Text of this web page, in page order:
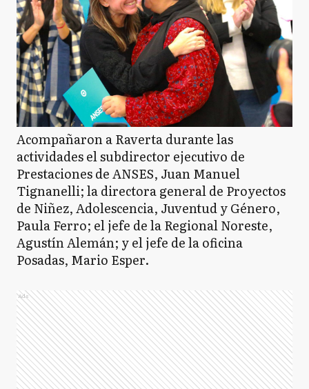
Acompañaron a Raverta durante las
actividades el subdirector ejecutivo de
Prestaciones de ANSES, Juan Manuel
Tignanelli; la directora general de Proyectos
de Niñez, Adolescencia, Juventud y Género,
Paula Ferro; el jefe de la Regional Noreste,
Agustín Alemán; y el jefe de la oficina
Posadas, Mario Esper.
Ads